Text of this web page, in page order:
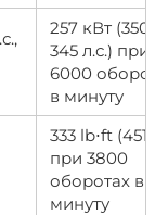
257 кВт (350
345 л.с.) при
6000
в минуту
333 lb⋅ft (451
при 3800
оборотах в
минуту